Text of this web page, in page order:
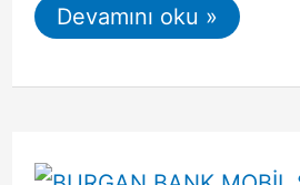
A&T
Bank
Bankacılığı
Devamını oku »